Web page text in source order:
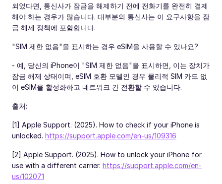
되었다면, 통신사가 잠금을 해제하기 전에 전화기를 완전히 결제
해야 하는 경우가 많습니다. 대부분의 통신사는 이 요구사항을 잠
금 해제 정책에 포함합니다.
"SIM 제한 없음"을 표시하는 경우 eSIM을 사용할 수 있나요?
- 예, 당신의 iPhone이 "SIM 제한 없음"을 표시하면, 이는 장치가
잠금 해제 상태이며, eSIM 호환 모델인 경우 물리적 SIM 카드 없
이 eSIM을 활성화하고 네트워크 간 전환할 수 있습니다.
출처:
[1] Apple Support. (2025). How to check if your iPhone is
unlocked. https://support.apple.com/en-us/109316
[2] Apple Support. (2025). How to unlock your iPhone for
use with a different carrier. https://support.apple.com/en-
us/102071